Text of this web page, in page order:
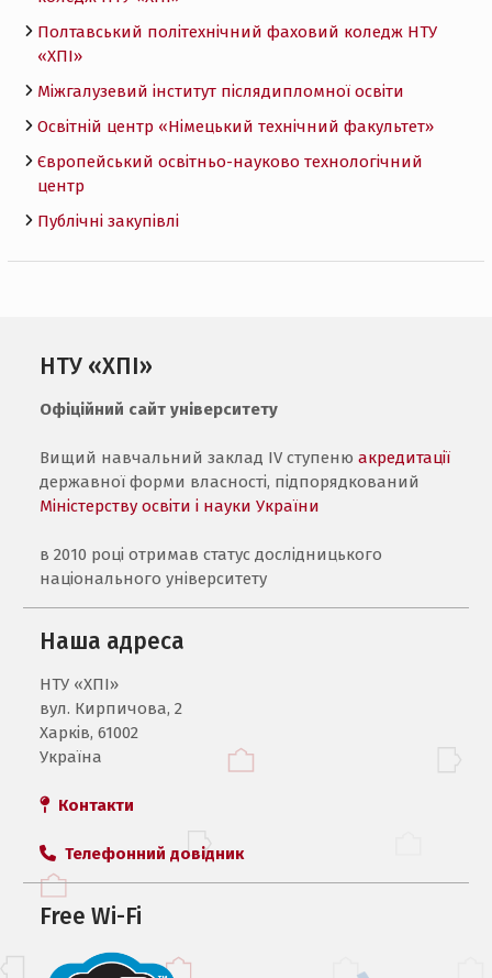
Полтавський політехнічний фаховий коледж НТУ
«ХПI»
Міжгалузевий інститут післядипломної освіти
Освітній центр «Німецький технічний факультет»
Європейський освітньо-науково технологічний
центр
Публічні закупівлі
НТУ «ХПІ»
Офіційний сайт університету
Вищий навчальний заклад IV ступенюакредитації
державної форми власності, підпорядкований
Міністерству освіти і науки України
в 2010 році отримав статус дослідницького
національного університету
Наша адреса
НТУ «ХПI»
вул. Кирпичова, 2
Харків, 61002
Україна
Контакти
Телефонний довідник
Free Wi-Fi